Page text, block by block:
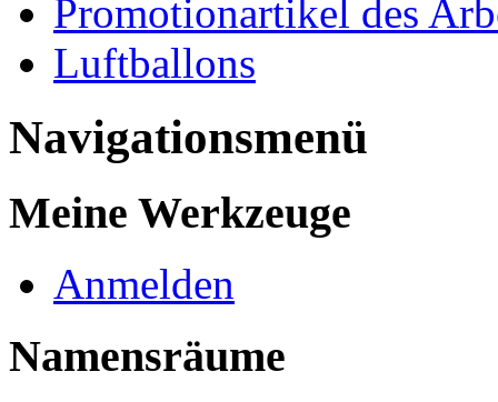
Promotionartikel des
Luftballons
Navigationsmenü
Meine Werkzeuge
Anmelden
Namensräume